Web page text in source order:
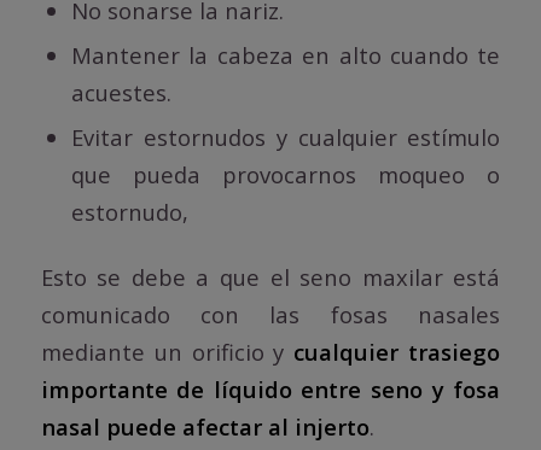
No sonarse la nariz.
Mantener la cabeza en alto cuando te
acuestes.
Evitar estornudos y cualquier estímulo
que pueda provocarnos moqueo o
estornudo,
Esto se debe a que el seno maxilar está
comunicado con las fosas nasales
mediante un orificio y cualquier trasiego
importante de líquido entre seno y fosa
nasal puede afectar al injerto.